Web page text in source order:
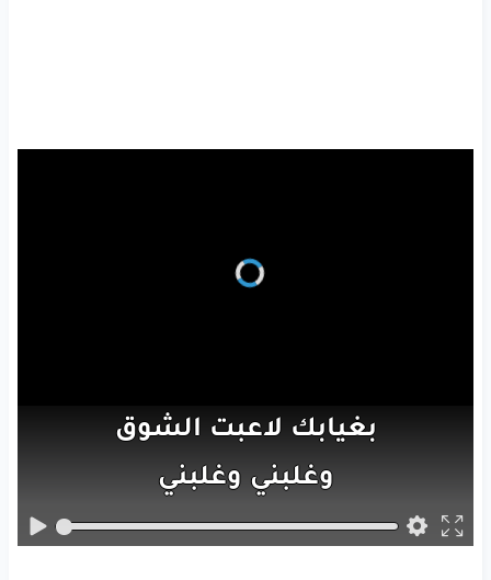
بغيابك لاعبت الشوق
وغلبني وغلبني
وآهمنهالشوق